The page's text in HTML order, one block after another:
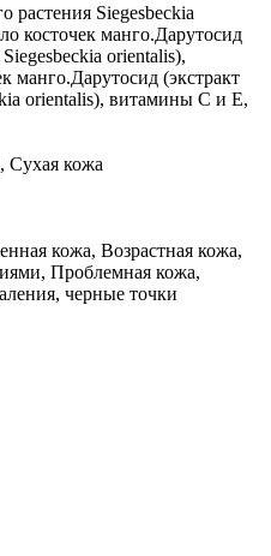
растения Siegesbeckia
косточек манго.Дарутосид
orientalis),
манго.Дарутосид (экстракт
orientalis), витамины С и Е,
Сухая кожа
кожа, Возрастная кожа,
Проблемная кожа,
черные точки